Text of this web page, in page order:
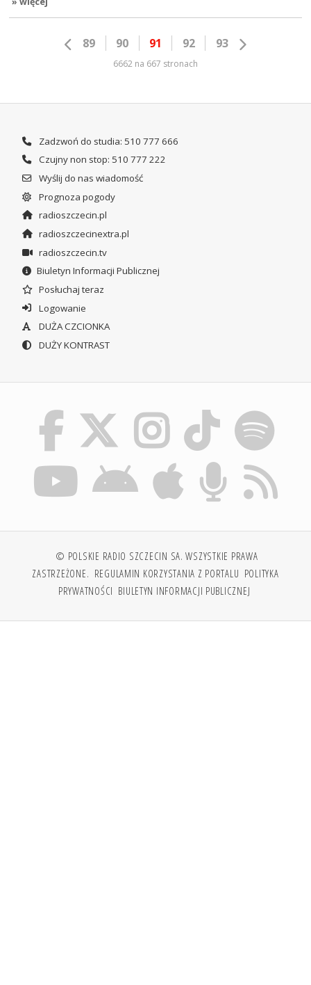
89 90 91 92 93
6662 na 667 stronach
Zadzwoń do studia: 510 777 666
Czujny non stop: 510 777 222
Wyślij do nas wiadomość
Prognoza pogody
radioszczecin.pl
radioszczecinextra.pl
radioszczecin.tv
Biuletyn Informacji Publicznej
Posłuchaj teraz
Logowanie
DUŻA CZCIONKA
DUŻY KONTRAST
© POLSKIE RADIO SZCZECIN SA. WSZYSTKIE PRAWA
ZASTRZEŻONE. REGULAMIN KORZYSTANIA Z PORTALU POLITYKA
PRYWATNOŚCI BIULETYN INFORMACJI PUBLICZNEJ